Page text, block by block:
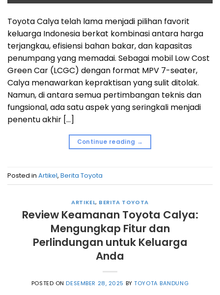
Toyota Calya telah lama menjadi pilihan favorit
keluarga Indonesia berkat kombinasi antara harga
terjangkau, efisiensi bahan bakar, dan kapasitas
penumpang yang memadai. Sebagai mobil Low Cost
Green Car (LCGC) dengan format MPV 7-seater,
Calya menawarkan kepraktisan yang sulit ditolak.
Namun, di antara semua pertimbangan teknis dan
fungsional, ada satu aspek yang seringkali menjadi
penentu akhir […]
Continue reading →
Posted in Artikel, Berita Toyota
ARTIKEL, BERITA TOYOTA
Review Keamanan Toyota Calya:
Mengungkap Fitur dan
Perlindungan untuk Keluarga
Anda
POSTED ONDESEMBER 28, 2025 BYTOYOTA BANDUNG